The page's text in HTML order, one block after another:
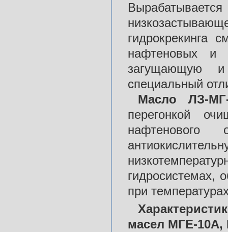
гидрокрекинга
нафтеновых и
загущающую и
специальный
Масло ЛЗ-
перегонкой
гидросистемах,
при
масел МГЕ-